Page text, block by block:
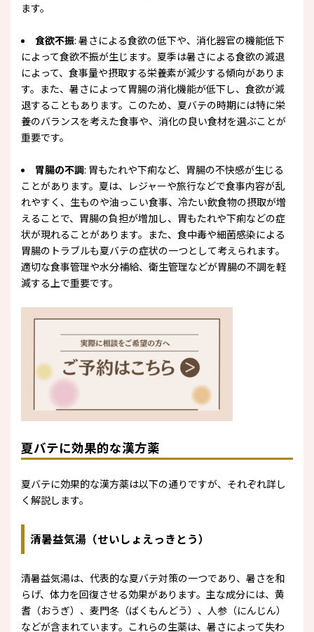
ます。
食欲不振: 暑さによる食欲の低下や、消化器官の機能低下
によって食欲不振が生じます。夏季は暑さによる食欲の減退
によって、食事量や摂取する栄養素が減少する傾向がありま
す。また、暑さによって胃腸の消化機能が低下し、食欲が減
退することもあります。このため、夏バテの時期には特に栄
養のバランスを考えた食事や、消化の良い食材を選ぶことが
重要です。
胃腸の不調: 胃もたれや下痢など、胃腸の不快感が生じる
ことがあります。夏は、レジャーや旅行などで食事内容が乱
れやすく、生ものや油っこい食事、冷たい飲食物の摂取が増
えることで、胃腸の負担が増加し、胃もたれや下痢などの症
状が現れることがあります。また、食中毒や細菌感染による
胃腸のトラブルも夏バテの症状の一つとして考えられます。
適切な食事管理や水分補給、衛生管理などが胃腸の不調を軽
減する上で重要です。
夏バテに効果的な漢方薬
夏バテに効果的な漢方薬は以下の通りですが、それぞれ詳し
く解説します。
清暑益気湯（せいしょえっきとう）
清暑益気湯は、代表的な夏バテ対策の一つであり、暑さを和
らげ、体力を回復させる効果があります。主な成分には、黄
耆（おうぎ）、麦門冬（ばくもんどう）、人参（にんじん）
などが含まれています。これらの生薬は、暑さによって失わ